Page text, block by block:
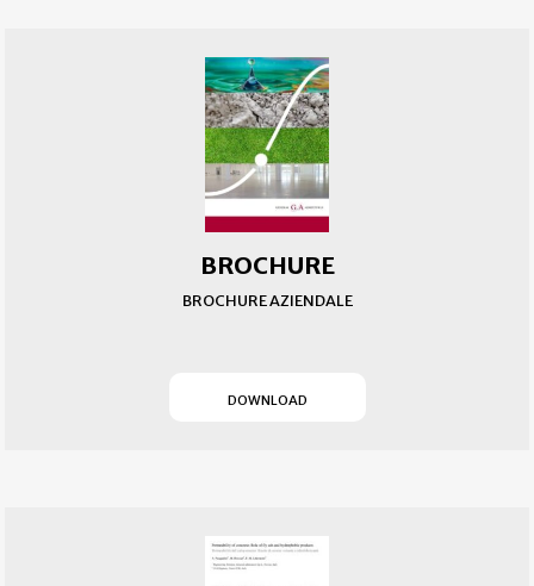
BROCHURE
BROCHURE AZIENDALE
DOWNLOAD(SI APRE IN UN NUOVO